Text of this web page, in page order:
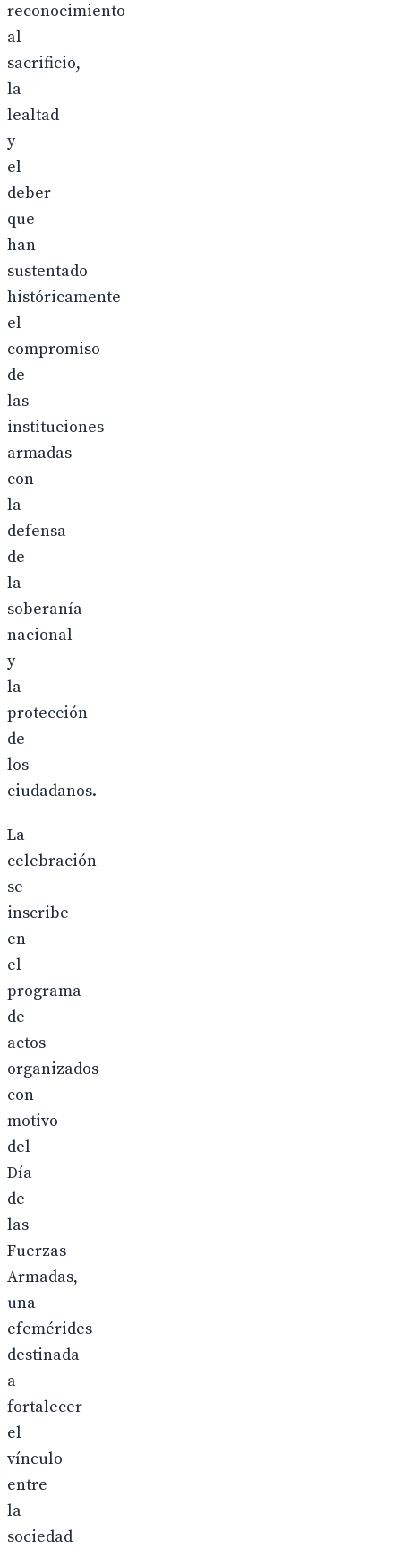
reconocimiento
al
sacrificio,
la
lealtad
y
el
deber
que
han
sustentado
históricamente
el
compromiso
de
las
instituciones
armadas
con
la
defensa
de
la
soberanía
nacional
y
la
protección
de
los
ciudadanos.
La
celebración
se
inscribe
en
el
programa
de
actos
organizados
con
motivo
del
Día
de
las
Fuerzas
Armadas,
una
efemérides
destinada
a
fortalecer
el
vínculo
entre
la
sociedad